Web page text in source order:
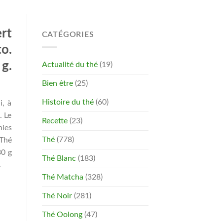
à
Le
g
CATÉGORIES
Actualité du thé(19)
Bien être(25)
Histoire du thé(60)
Recette(23)
Thé(778)
Thé Blanc (183)
Thé Matcha (328)
Thé Noir(281)
Thé Oolong(47)